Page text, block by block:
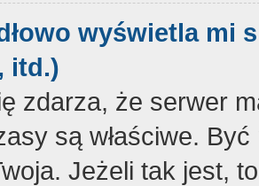
wyświetla mi
itd.)
zdarza, że serwer
są właściwe.
Jeżeli tak jest,